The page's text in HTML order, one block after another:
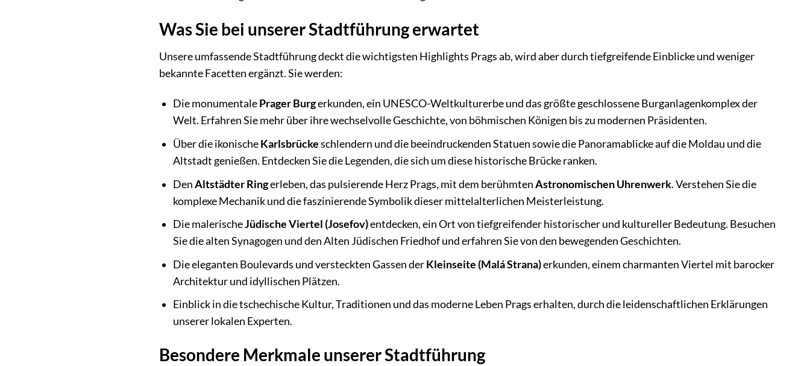
Was Sie bei unserer Stadtführung erwartet
Unsere umfassende Stadtführung deckt die wichtigsten Highlights Prags ab, wird aber durch tiefgreifende Einblicke und weniger
bekannte Facetten ergänzt. Sie werden:
Die monumentalePrager Burgerkunden, ein UNESCO-Weltkulturerbe und das größte geschlossene Burganlagenkomplex der
Welt. Erfahren Sie mehr über ihre wechselvolle Geschichte, von böhmischen Königen bis zu modernen Präsidenten.
Über die ikonischeKarlsbrückeschlendern und die beeindruckenden Statuen sowie die Panoramablicke auf die Moldau und die
Altstadt genießen. Entdecken Sie die Legenden, die sich um diese historische Brücke ranken.
DenAltstädter Ringerleben, das pulsierende Herz Prags, mit dem berühmtenAstronomischen Uhrenwerk. Verstehen Sie die
komplexe Mechanik und die faszinierende Symbolik dieser mittelalterlichen Meisterleistung.
Die malerischeJüdische Viertel (Josefov)entdecken, ein Ort von tiefgreifender historischer und kultureller Bedeutung. Besuchen
Sie die alten Synagogen und den Alten Jüdischen Friedhof und erfahren Sie von den bewegenden Geschichten.
Die eleganten Boulevards und versteckten Gassen derKleinseite (Malá Strana)erkunden, einem charmanten Viertel mit barocker
Architektur und idyllischen Plätzen.
Einblick in die tschechische Kultur, Traditionen und das moderne Leben Prags erhalten, durch die leidenschaftlichen Erklärungen
unserer lokalen Experten.
Besondere Merkmale unserer Stadtführung